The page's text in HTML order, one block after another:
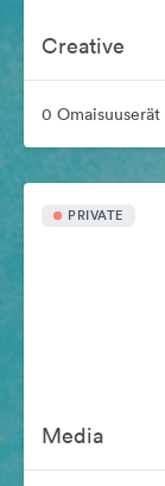
Creative
0 Omaisuuserät
PRIVATE
Media